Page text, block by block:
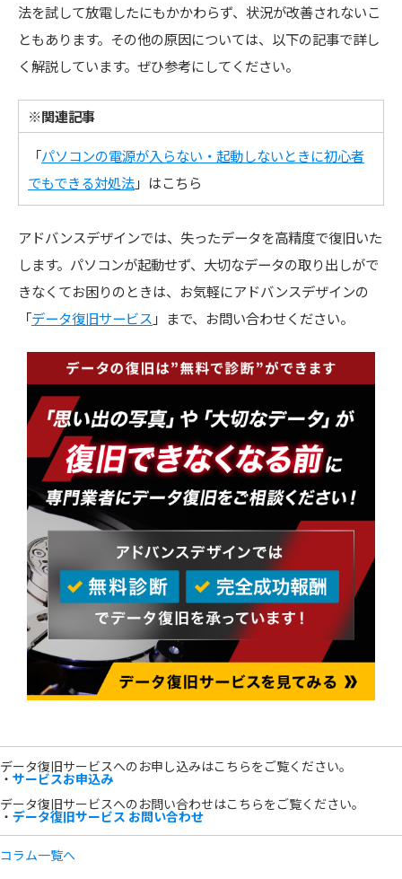
法を試して放電したにもかかわらず、状況が改善されないこ
ともあります。その他の原因については、以下の記事で詳し
く解説しています。ぜひ参考にしてください。
※関連記事
「パソコンの電源が入らない・起動しないときに初心者
でもできる対処法」はこちら
アドバンスデザインでは、失ったデータを高精度で復旧いた
します。パソコンが起動せず、大切なデータの取り出しがで
きなくてお困りのときは、お気軽にアドバンスデザインの
「データ復旧サービス 」まで、お問い合わせください。
データ復旧サービスへのお申し込みはこちらをご覧ください。
・ サービスお申込み
データ復旧サービスへのお問い合わせはこちらをご覧ください。
・ データ復旧サービス お問い合わせ
コラム一覧へ